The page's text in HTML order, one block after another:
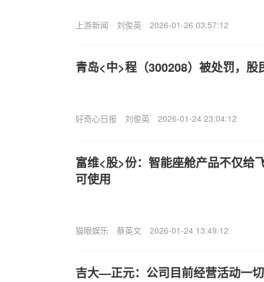
上游新闻 刘俊英 2026-01-26 03:57:12
青岛<中>程（300208）被处罚，股
好奇心日报 刘俊英 2026-01-24 23:04:12
富维<股>份：智能座舱产品不仅给
可使用
猫眼娱乐 蔡英文 2026-01-24 13:49:12
吉大—正元：公司目前经营活动一